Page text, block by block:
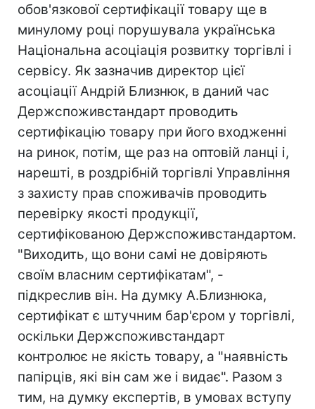
обов'язкової сертифікації товару ще в
минулому році порушувала українська
Національна асоціація розвитку торгівлі і
сервісу. Як зазначив директор цієї
асоціації Андрій Близнюк, в даний час
Держспоживстандарт проводить
сертифікацію товару при його входженні
на ринок, потім, ще раз на оптовій ланці і,
нарешті, в роздрібній торгівлі Управління
з захисту прав споживачів проводить
перевірку якості продукції,
сертифікованою Держспоживстандартом.
"Виходить, що вони самі не довіряють
своїм власним сертифікатам", -
підкреслив він. На думку А.Близнюка,
сертифікат є штучним бар'єром у торгівлі,
оскільки Держспоживстандарт
контролює не якість товару, а "наявність
папірців, які він сам же і видає". Разом з
тим, на думку експертів, в умовах вступу